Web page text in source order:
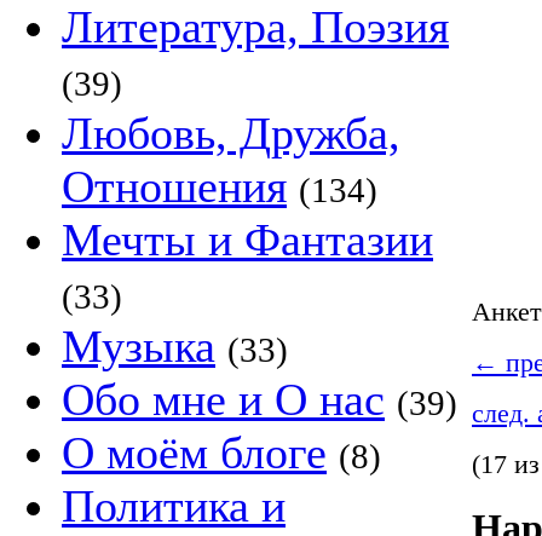
Литература, Поэзия
(39)
Любовь, Дружба,
Отношения (134)
Мечты и Фантазии
(33)
Музыка (33)
Обо мне и О нас (39)
О моём блоге (8)
Политика и
←
след.
(17